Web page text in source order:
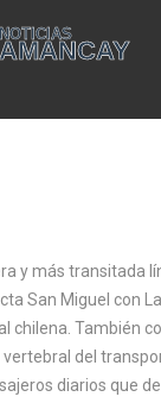
y más transitada
San Miguel con
chilena . También
del
diarios que